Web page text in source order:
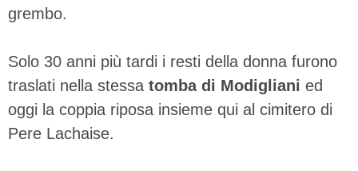
grembo.
Solo 30 anni più tardi i resti della donna furono
traslati nella stessa tomba di Modigliani ed
oggi la coppia riposa insieme qui al cimitero di
Pere Lachaise.